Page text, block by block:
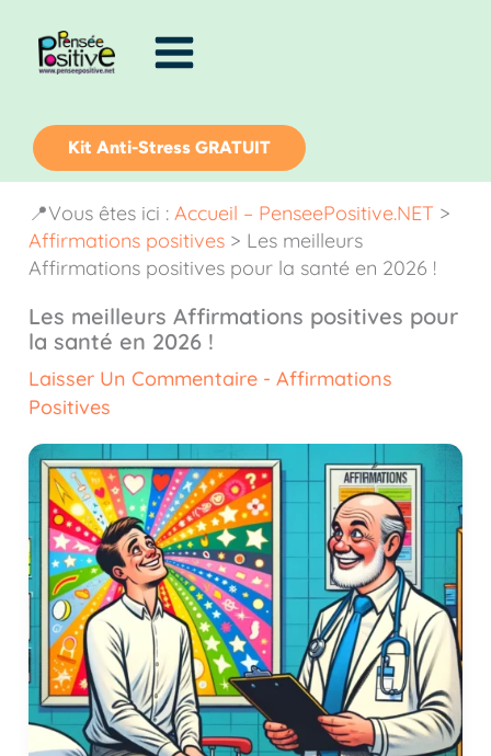
contenu
Kit Anti-Stress GRATUIT
📍Vous êtes ici : Accueil – PenseePositive.NET >
Affirmations positives> Les meilleurs
Affirmations positives pour la santé en 2026 !
Les meilleurs Affirmations positives pour
la santé en 2026 !
Laisser Un Commentaire - Affirmations
Positives